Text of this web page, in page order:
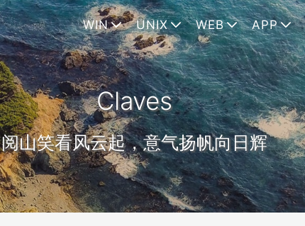
WIN UNIX WEB APP
Claves
阅山笑看风云起，意气扬帆向日辉